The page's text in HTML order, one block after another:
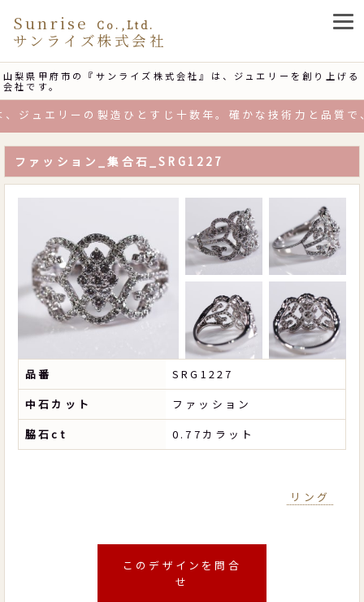
山梨県甲府市の『サンライズ株式会社』は、ジュエリーを創り上げる
会社です。
Sunrise Co.,Ltd.
サンライズ株式会社
ュエリーの製造ひとすじ十数年。確かな技術力と品質で
ファッション_集合石_SRG1227
品番
SRG1227
中石カット
ファッション
脇石ct
0.77カラット
リング
このデザインを問合
せ